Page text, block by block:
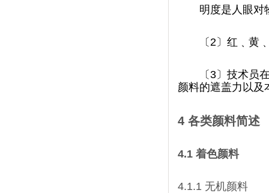
明度是人眼对
〔2〕红﹑黄
〔3〕技术员
颜料的遮盖力以及本
4 各类颜料简述
4.1 着色颜料
4.1.1 无机颜料